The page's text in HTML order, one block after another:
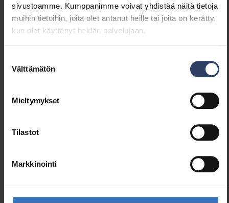
sivustoamme. Kumppanimme voivat yhdistää näitä tietoja
muihin tietoihin, joita olet antanut heille tai joita on kerätty,
kun olet käyttänyt heidän palvelujaan.
valinta
Välttämätön
Mieltymykset
Tilastot
Markkinointi
Samankaltaiset tuotteet